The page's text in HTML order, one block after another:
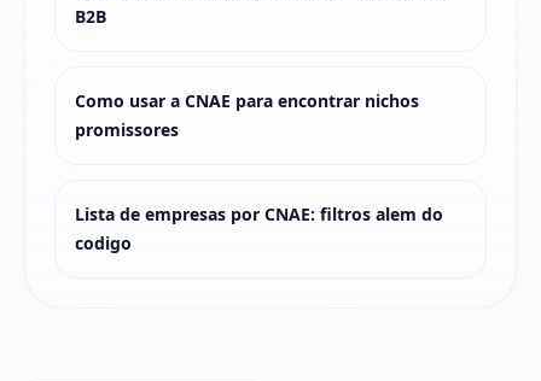
B2B
Como usar a CNAE para encontrar nichos
promissores
Lista de empresas por CNAE: filtros alem do
codigo